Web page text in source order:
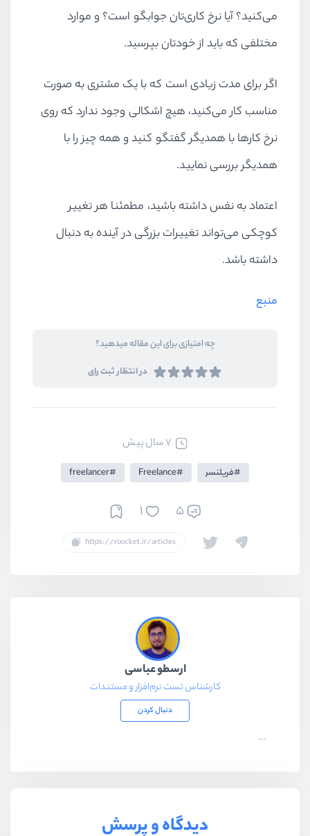
می‌کنید؟ آیا نرخ کاری‌تان جوابگو است؟ و موارد
مختلفی که باید از خودتان بپرسید.
اگر برای مدت زیادی است که با یک مشتری به صورت
مناسب کار می‌کنید، هیچ اشکالی وجود ندارد که روی
نرخ کارها با همدیگر گفتگو کنید و همه چیز را با
همدیگر بررسی نمایید.
اعتماد به نفس داشته باشید، مطمئنا هر تغییر
کوچکی می‌تواند تغییرات بزرگی در آینده به دنبال
داشته باشد.
منبع
چه امتیازی برای این مقاله میدهید؟
در انتظار ثبت رای
7 سال پیش
فریلنسر Freelance
freelancer
5
1
ارسطو عباسی
کارشناس تست نرم‌افزار و مستندات
دنبال کردن
دیدگاه و پرسش